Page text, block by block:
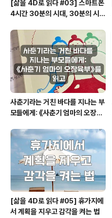
[삶을 4D로 읽다 #03] 스마트폰
4시간 30분의 시대, 30분의 시간
사춘기라는 거친 바다를 지나는 부
모들에게: 《사춘기 엄마의 오장육
[삶을 4D로 읽다 #05] 휴가지에
서 계획을 지우고 감각을 켜는 법